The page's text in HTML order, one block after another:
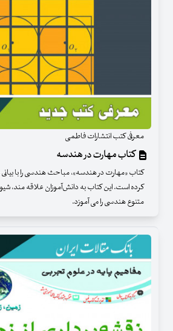
معرفی کتب انتشارات فاطمی
کتاب مهارت در هندسه
کتاب «مهارت در هندسه»، مباحث هندسی را با
کرده ‌است. این کتاب به دانش‌آموزان علاقه مند،
متنوع هندسی را می‌ آموزد.